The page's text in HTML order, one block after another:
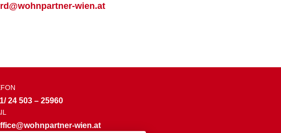
wien.at
24 503 – 25960
wien.at